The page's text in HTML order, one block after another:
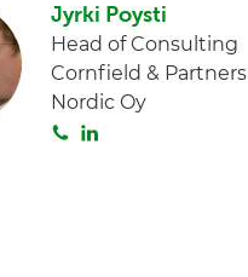
Jyrki Poysti
Head of Consulting
Cornfield & Partners
Nordic Oy
S